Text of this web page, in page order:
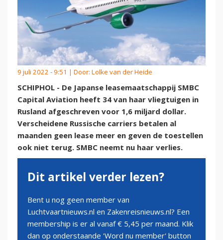
9 juli 2022 - 9:51 | Door: Lolke van der Heide
SCHIPHOL - De Japanse leasemaatschappij SMBC
Capital Aviation heeft 34 van haar vliegtuigen in
Rusland afgeschreven voor 1,6 miljard dollar.
Verscheidene Russische carriers betalen al
maanden geen lease meer en geven de toestellen
ook niet terug. SMBC neemt nu haar verlies.
Dit artikel verder lezen?
Bent u nog geen member van
Luchtvaartnieuws.nl en Zakenreisnieuws.nl? Een
membership is er al vanaf € 5,45 per maand. Klik
dan op onderstaande 'Word nu member' button